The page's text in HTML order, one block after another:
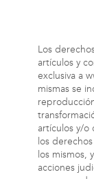
Los
artículos y
exclusiva a
mismas se
artículos y/o
los
los mismos,
acciones